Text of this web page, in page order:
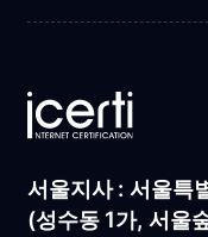
서울지사 : 서울특
(성수동 1가, 서울